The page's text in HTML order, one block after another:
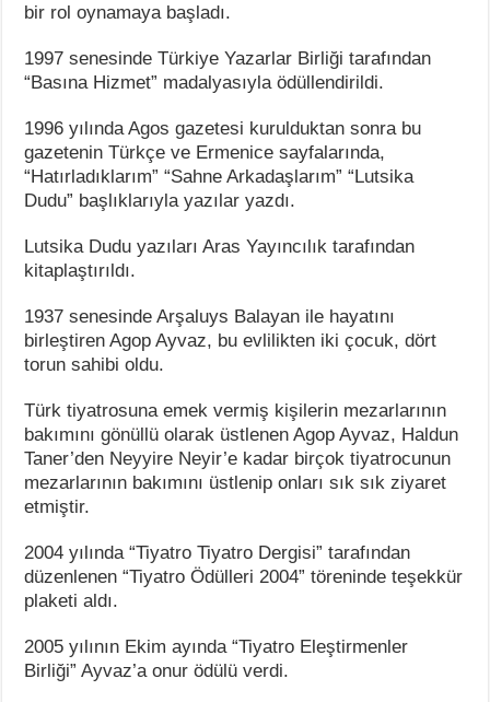
bir rol oynamaya başladı.
1997 senesinde Türkiye Yazarlar Birliği tarafından
“Basına Hizmet” madalyasıyla ödüllendirildi.
1996 yılında Agos gazetesi kurulduktan sonra bu
gazetenin Türkçe ve Ermenice sayfalarında,
“Hatırladıklarım” “Sahne Arkadaşlarım” “Lutsika
Dudu” başlıklarıyla yazılar yazdı.
Lutsika Dudu yazıları Aras Yayıncılık tarafından
kitaplaştırıldı.
1937 senesinde Arşaluys Balayan ile hayatını
birleştiren Agop Ayvaz, bu evlilikten iki çocuk, dört
torun sahibi oldu.
Türk tiyatrosuna emek vermiş kişilerin mezarlarının
bakımını gönüllü olarak üstlenen Agop Ayvaz, Haldun
Taner’den Neyyire Neyir’e kadar birçok tiyatrocunun
mezarlarının bakımını üstlenip onları sık sık ziyaret
etmiştir.
2004 yılında “Tiyatro Tiyatro Dergisi” tarafından
düzenlenen “Tiyatro Ödülleri 2004” töreninde teşekkür
plaketi aldı.
2005 yılının Ekim ayında “Tiyatro Eleştirmenler
Birliği” Ayvaz’a onur ödülü verdi.